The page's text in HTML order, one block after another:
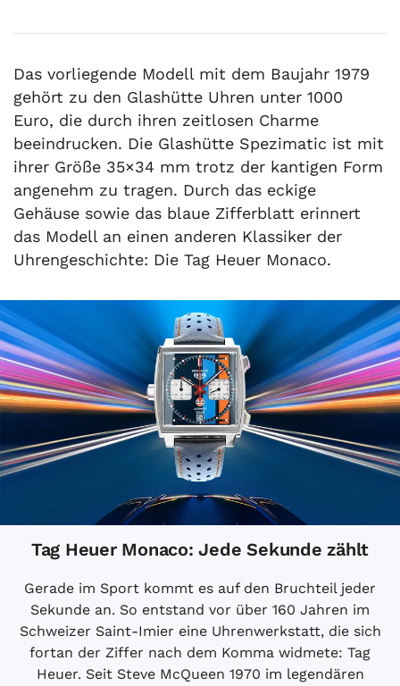
Das vorliegende Modell mit dem Baujahr 1979
gehört zu den Glashütte Uhren unter 1000
Euro, die durch ihren zeitlosen Charme
beeindrucken. Die Glashütte Spezimatic ist mit
ihrer Größe 35×34 mm trotz der kantigen Form
angenehm zu tragen. Durch das eckige
Gehäuse sowie das blaue Zifferblatt erinnert
das Modell an einen anderen Klassiker der
Uhrengeschichte: Die Tag Heuer Monaco.
Tag Heuer Monaco: Jede Sekunde zählt
Gerade im Sport kommt es auf den Bruchteil jeder
Sekunde an. So entstand vor über 160 Jahren im
Schweizer Saint-Imier eine Uhrenwerkstatt, die sich
fortan der Ziffer nach dem Komma widmete: Tag
Heuer. Seit Steve McQueen 1970 im legendären